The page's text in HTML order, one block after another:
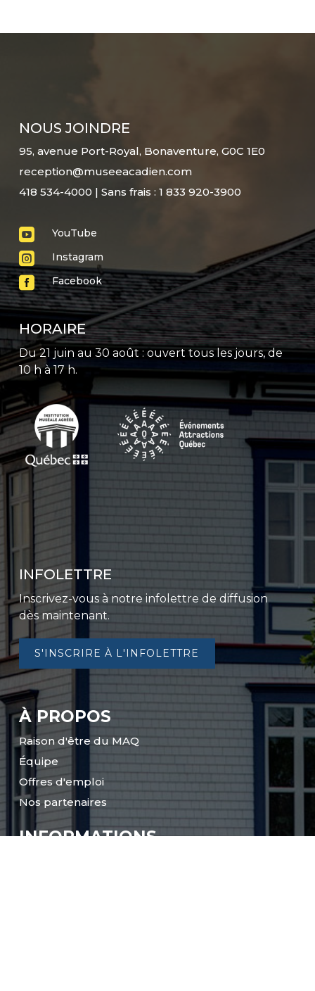
NOUS JOINDRE
95, avenue Port-Royal, Bonaventure, G0C 1E0
reception@museeacadien.com
418 534-4000 | Sans frais : 1 833 920-3900
 YouTube
 Instagram
 Facebook
HORAIRE
Du 21 juin au 30 août : ouvert tous les jours, de
10 h à 17 h.
INFOLETTRE
Inscrivez-vous à notre infolettre de diffusion
dès maintenant.
S'INSCRIRE À L'INFOLETTRE
À PROPOS
Raison d'être du MAQ
Équipe
Offres d'emploi
Nos partenaires
INFORMATIONS